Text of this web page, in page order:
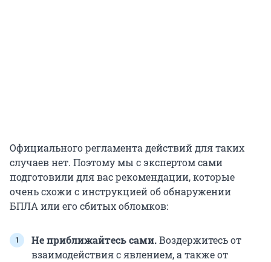
Официального регламента действий для таких
случаев нет. Поэтому мы с экспертом сами
подготовили для вас рекомендации, которые
очень схожи с инструкцией об обнаружении
БПЛА или его сбитых обломков:
Не приближайтесь сами.Воздержитесь от
взаимодействия с явлением, а также от